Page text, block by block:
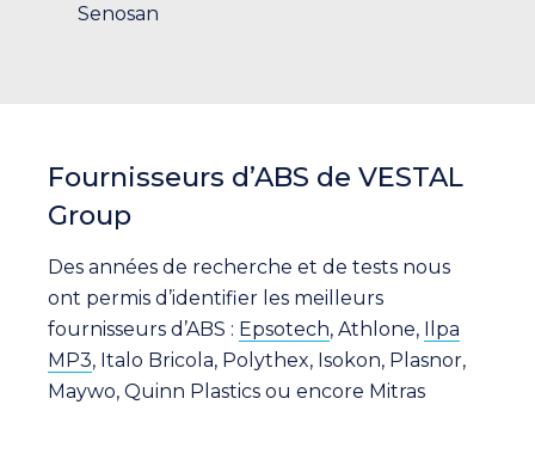
Senosan
Fournisseurs d’ABS de VESTAL
Group
Des années de recherche et de tests nous
ont permis d’identifier les meilleurs
fournisseurs d’ABS : Epsotech, Athlone, Ilpa
MP3, Italo Bricola, Polythex, Isokon, Plasnor,
Maywo, Quinn Plastics ou encore Mitras